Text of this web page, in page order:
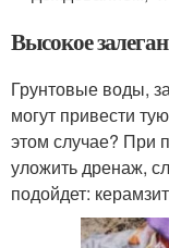
Высокое
Грунтовые воды,
могут привести
этом случае? При
уложить дренаж,
подойдет: